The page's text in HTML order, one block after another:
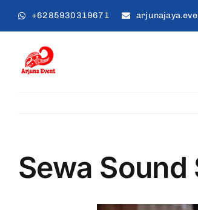
+6285930319671
Sewa